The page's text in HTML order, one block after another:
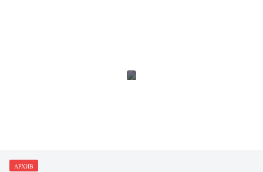
АРХИВ